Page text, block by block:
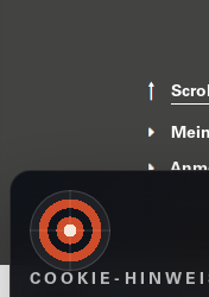
COOKIE-